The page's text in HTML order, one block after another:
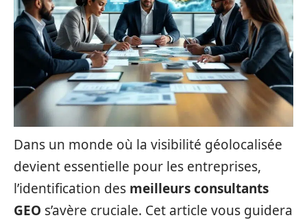
Dans un monde où la visibilité géolocalisée
devient essentielle pour les entreprises,
l’identification des meilleurs consultants
GEO s’avère cruciale. Cet article vous guidera